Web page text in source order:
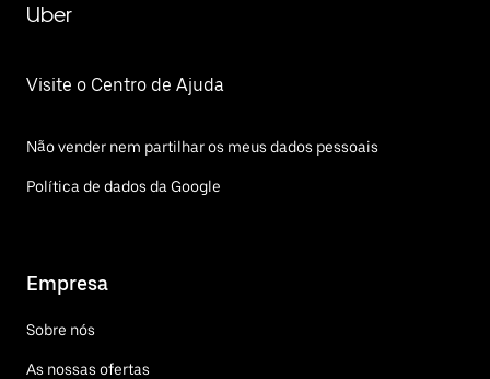
Uber
Visite o Centro de Ajuda
Não vender nem partilhar os meus dados pessoais
Política de dados da Google
Empresa
Sobre nós
As nossas ofertas